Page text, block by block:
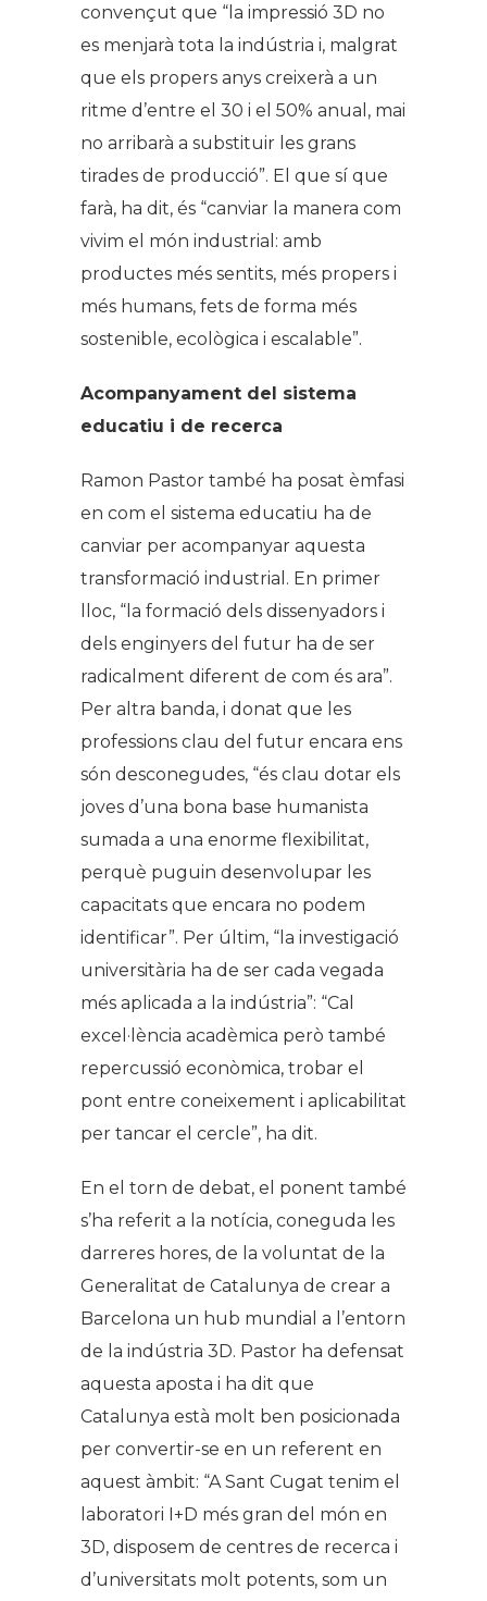
convençut que “la impressió 3D no
es menjarà tota la indústria i, malgrat
que els propers anys creixerà a un
ritme d’entre el 30 i el 50% anual, mai
no arribarà a substituir les grans
tirades de producció”. El que sí que
farà, ha dit, és “canviar la manera com
vivim el món industrial: amb
productes més sentits, més propers i
més humans, fets de forma més
sostenible, ecològica i escalable”.
Acompanyament del sistema
educatiu i de recerca
Ramon Pastor també ha posat èmfasi
en com el sistema educatiu ha de
canviar per acompanyar aquesta
transformació industrial. En primer
lloc, “la formació dels dissenyadors i
dels enginyers del futur ha de ser
radicalment diferent de com és ara”.
Per altra banda, i donat que les
professions clau del futur encara ens
són desconegudes, “és clau dotar els
joves d’una bona base humanista
sumada a una enorme flexibilitat,
perquè puguin desenvolupar les
capacitats que encara no podem
identificar”. Per últim, “la investigació
universitària ha de ser cada vegada
més aplicada a la indústria”: “Cal
excel·lència acadèmica però també
repercussió econòmica, trobar el
pont entre coneixement i aplicabilitat
per tancar el cercle”, ha dit.
En el torn de debat, el ponent també
s’ha referit a la notícia, coneguda les
darreres hores, de la voluntat de la
Generalitat de Catalunya de crear a
Barcelona un hub mundial a l’entorn
de la indústria 3D. Pastor ha defensat
aquesta aposta i ha dit que
Catalunya està molt ben posicionada
per convertir-se en un referent en
aquest àmbit: “A Sant Cugat tenim el
laboratori I+D més gran del món en
3D, disposem de centres de recerca i
d’universitats molt potents, som un